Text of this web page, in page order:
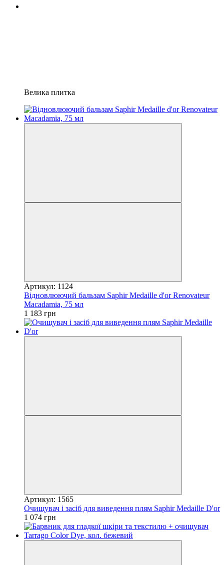
Велика плитка
Артикул: 1124
Відновлюючий бальзам Saphir Medaille d'or Renovateur
Macadamia, 75 мл
1 183 грн
Артикул: 1565
Очищувач і засіб для виведення плям Saphir Medaille D'or
1 074 грн